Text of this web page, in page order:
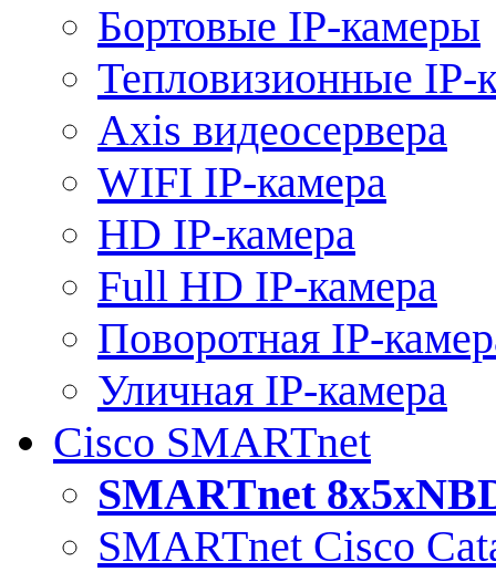
Бортовые IP-камеры
Тепловизионные IP-
Axis видеосервера
WIFI IP-камера
HD IP-камера
Full HD IP-камера
Поворотная IP-
Уличная IP-камера
Cisco SMARTnet
SMARTnet
SMARTnet Cisco